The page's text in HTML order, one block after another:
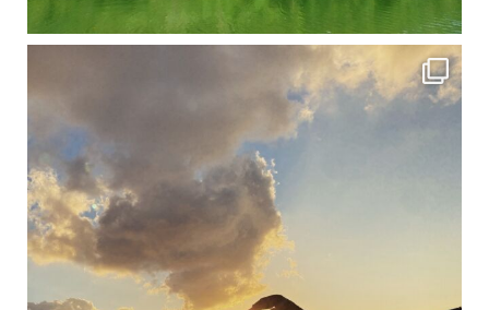
修学旅行シーズンも終わり、一気に冷え込んできました。 2025年今年もあっという間に終